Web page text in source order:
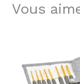
Vous